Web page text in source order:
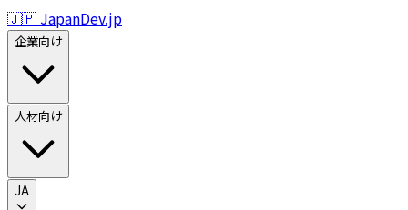
🇯🇵 JapanDev.jp
企業向け
人材向け
JA